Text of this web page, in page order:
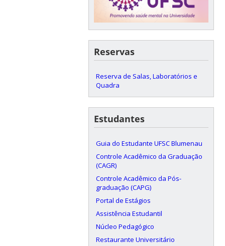
Reservas
Reserva de Salas, Laboratórios e
Quadra
Estudantes
Guia do Estudante UFSC Blumenau
Controle Acadêmico da Graduação
(CAGR)
Controle Acadêmico da Pós-
graduação (CAPG)
Portal de Estágios
Assistência Estudantil
Núcleo Pedagógico
Restaurante Universitário